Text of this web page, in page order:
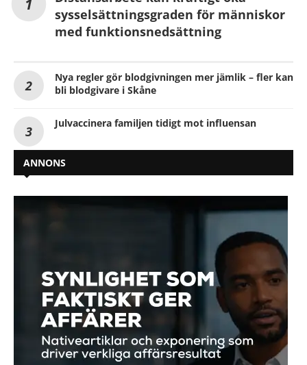
sysselsättningsgraden för människor
med funktionsnedsättning
Nya regler gör blodgivningen mer jämlik – fler kan
bli blodgivare i Skåne
Julvaccinera familjen tidigt mot influensan
ANNONS